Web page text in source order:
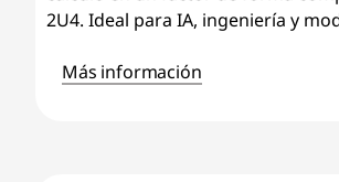
2U4. Ideal para IA, ingeniería y
Más información